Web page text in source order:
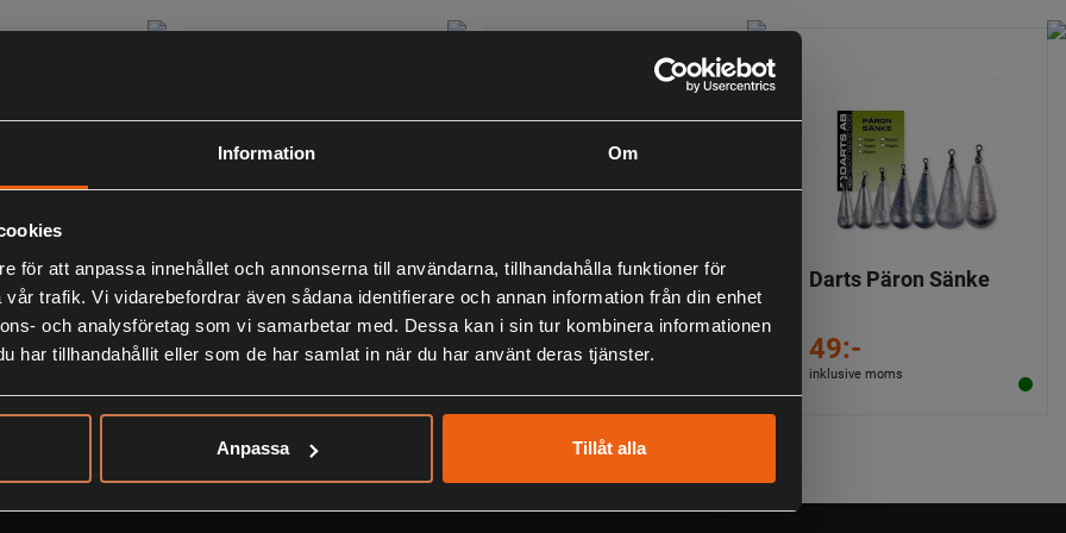
Information Om
för att anpassa innehållet och annonserna till användarna, tillhandahålla funktioner för
trafik. Vi vidarebefordrar även sådana identifierare och annan information från din enhet
och analysföretag som vi samarbetar med. Dessa kan i sin tur kombinera informationen
har tillhandahållit eller som de har samlat in när du har använt deras tjänster.
Anpassa Tillåt alla
Sänke
Darts Clip Weight (5-
14g)
60:-
Darts Fjäderringar
49:-
Darts Päron Sänke
49:-
inklusive moms